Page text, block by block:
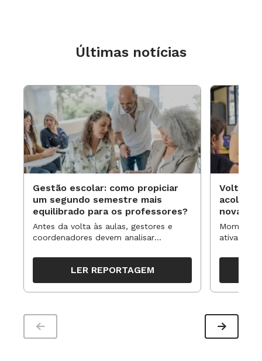
Últimas notícias
Gestão escolar: como propiciar
um segundo semestre mais
equilibrado para os professores?
Antes da volta às aulas, gestores e
coordenadores devem analisar
organizar ações para orientar o
trabalho pedagógico ao longo do
período
LER REPORTAGEM
Volta às
novas
ativa
propostas